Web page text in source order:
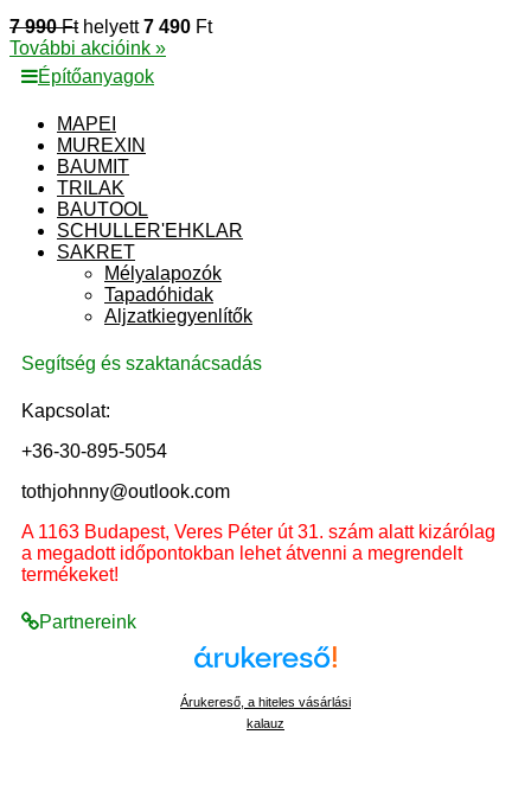
7 990 Fthelyett7 490 Ft
További akcióink »
Építőanyagok
MAPEI
MUREXIN
BAUMIT
TRILAK
BAUTOOL
SCHULLER'EHKLAR
SAKRET
Mélyalapozók
Tapadóhidak
Aljzatkiegyenlítők
Segítség és szaktanácsadás
Kapcsolat:
+36-30-895-5054
tothjohnny@outlook.com
A 1163 Budapest, Veres Péter út 31. szám alatt kizárólag
a megadott időpontokban lehet átvenni a megrendelt
termékeket!
Partnereink
Árukereső, a hiteles vásárlási
kalauz